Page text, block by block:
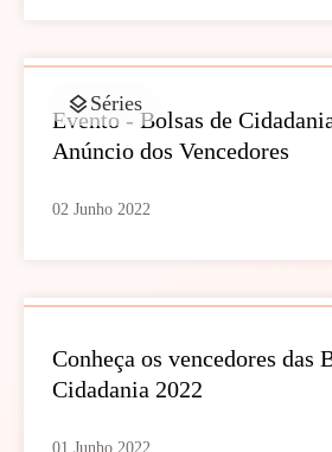
Séries
Evento - Bolsas de
Anúncio dos Vencedores
02 Junho 2022
Conheça os vencedores das
Cidadania 2022
01 Junho 2022